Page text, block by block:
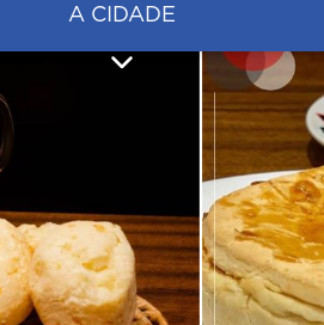
A CIDADE